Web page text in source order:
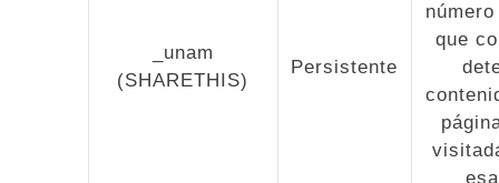
_unam
(SHARETHIS)
Persistente
que